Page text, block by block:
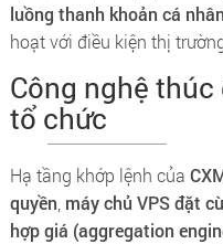
luồng thanh khoản cá
hoạt với điều kiện thị
Công nghệ
tổ chức
Hạ tầng khớp lệnh của
quyền máy chủ VPS đặt
hợp giá (aggregation